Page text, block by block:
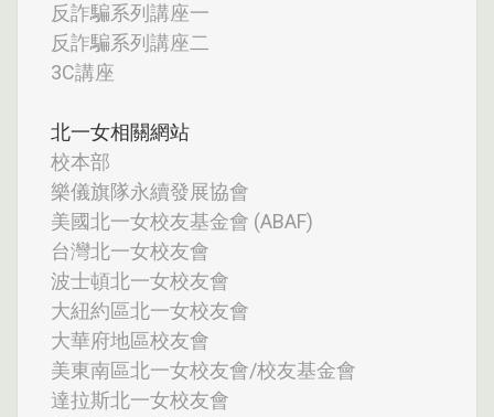
反詐騙系列講座一
反詐騙系列講座二
3C講座
北一女相關網站
校本部
樂儀旗隊永續發展協會
美國北一女校友基金會 (ABAF)
台灣北一女校友會
波士頓北一女校友會
大紐約區北一女校友會
大華府地區校友會
美東南區北一女校友會/校友基金會
達拉斯北一女校友會